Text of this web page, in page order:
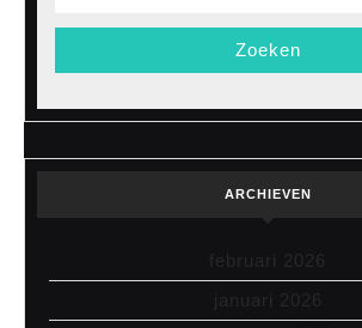
ARCHIEVEN
februari 2026
januari 2026